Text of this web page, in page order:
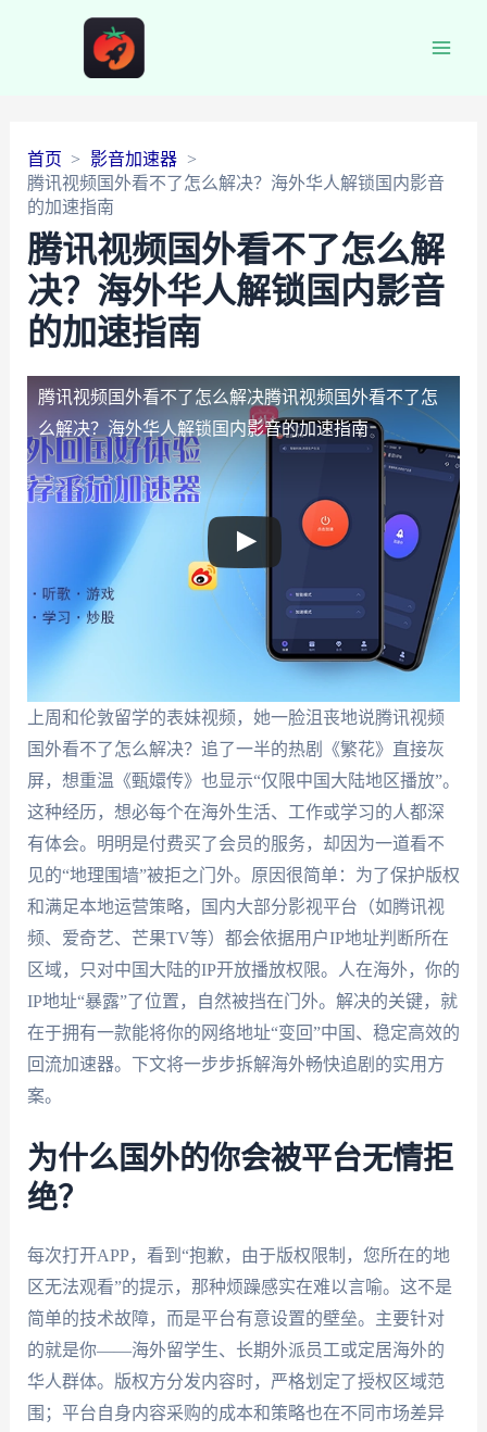
首页
影音加速器
腾讯视频国外看不了怎么解决？海外华人解锁国内影音
的加速指南
腾讯视频国外看不了怎么解
决？海外华人解锁国内影音
的加速指南
腾讯视频国外看不了怎么解决腾讯视频国外看不了怎
么解决？海外华人解锁国内影音的加速指南
上周和伦敦留学的表妹视频，她一脸沮丧地说腾讯视频
国外看不了怎么解决？追了一半的热剧《繁花》直接灰
屏，想重温《甄嬛传》也显示“仅限中国大陆地区播放”。
这种经历，想必每个在海外生活、工作或学习的人都深
有体会。明明是付费买了会员的服务，却因为一道看不
见的“地理围墙”被拒之门外。原因很简单：为了保护版权
和满足本地运营策略，国内大部分影视平台（如腾讯视
频、爱奇艺、芒果TV等）都会依据用户IP地址判断所在
区域，只对中国大陆的IP开放播放权限。人在海外，你的
IP地址“暴露”了位置，自然被挡在门外。解决的关键，就
在于拥有一款能将你的网络地址“变回”中国、稳定高效的
回流加速器。下文将一步步拆解海外畅快追剧的实用方
案。
为什么国外的你会被平台无情拒
绝？
每次打开APP，看到“抱歉，由于版权限制，您所在的地
区无法观看”的提示，那种烦躁感实在难以言喻。这不是
简单的技术故障，而是平台有意设置的壁垒。主要针对
的就是你——海外留学生、长期外派员工或定居海外的
华人群体。版权方分发内容时，严格划定了授权区域范
围；平台自身内容采购的成本和策略也在不同市场差异